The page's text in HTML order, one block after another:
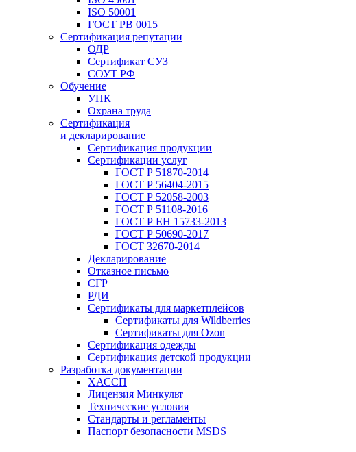
ISO 50001
ГОСТ РВ 0015
Сертификация репутации
ОДР
Сертификат СУЗ
СОУТ РФ
Обучение
УПК
Охрана труда
Сертификация
и декларирование
Сертификация продукции
Сертификации услуг
ГОСТ Р 51870-2014
ГОСТ Р 56404-2015
ГОСТ Р 52058-2003
ГОСТ Р 51108-2016
ГОСТ Р ЕН 15733-2013
ГОСТ Р 50690-2017
ГОСТ 32670-2014
Декларирование
Отказное письмо
СГР
РДИ
Сертификаты для маркетплейсов
Сертификаты для Wildberries
Сертификаты для Ozon
Сертификация одежды
Сертификация детской продукции
Разработка документации
ХАССП
Лицензия Минкульт
Технические условия
Стандарты и регламенты
Паспорт безопасности MSDS